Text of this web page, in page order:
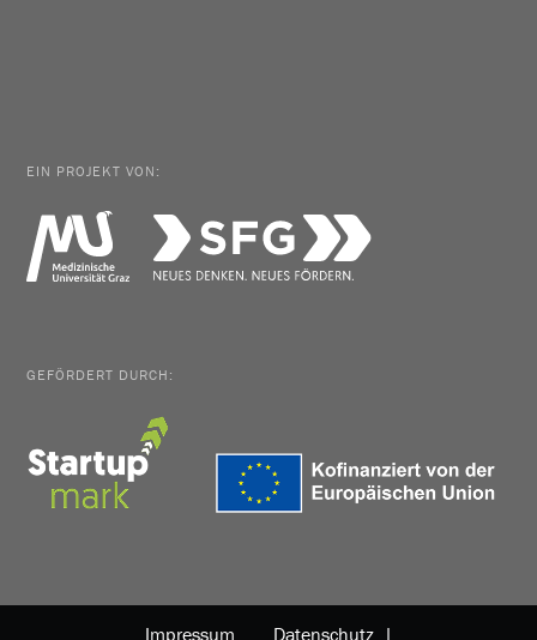
EIN PROJEKT VON:
GEFÖRDERT DURCH:
Impressum Datenschutz |